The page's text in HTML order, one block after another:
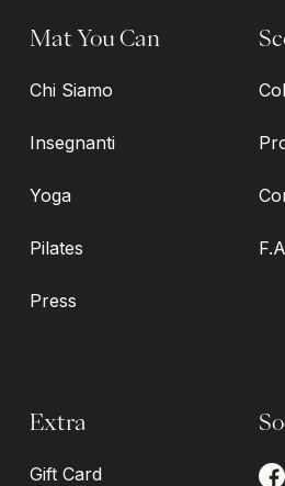
Mat You Can
Chi Siamo
Insegnanti
Yoga
Pilates
Press
Extra
Gift Card